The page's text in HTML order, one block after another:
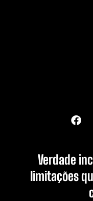
Verdade
limitações